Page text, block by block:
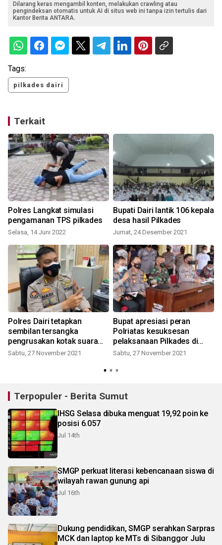
Dilarang keras mengambil konten, melakukan crawling atau
pengindeksan otomatis untuk AI di situs web ini tanpa izin tertulis dari
Kantor Berita ANTARA.
Tags:
pilkades dairi
Terkait
Polres Langkat simulasi
pengamanan TPS pilkades
Selasa, 14 Juni 2022
Bupati Dairi lantik 106 kepala
desa hasil Pilkades
Jumat, 24 Desember 2021
Polres Dairi tetapkan
sembilan tersangka
pengrusakan kotak suara
pilkades
Sabtu, 27 November 2021
Bupat apresiasi peran
Polriatas kesuksesan
pelaksanaan Pilkades di
Dairi
Sabtu, 27 November 2021
Terpopuler - Berita Sumut
IHSG Selasa dibuka menguat 19,92 poin ke
posisi 6.057
Jul 14th
SMGP perkuat literasi kebencanaan siswa di
wilayah rawan gunung api
Jul 16th
Dukung pendidikan, SMGP serahkan Sarpras
MCK dan laptop ke MTs di Sibanggor Julu